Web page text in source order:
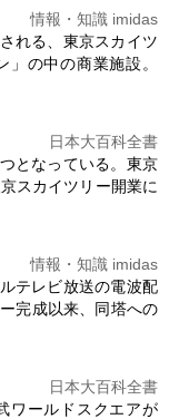
情報・知識 imidas
れる、 東京スカイツ
」の中の商業施設。
日本大百科全書
となっている。東京
スカイツリー開業に
情報・知識 imidas
テレビ放送の電波配
完成以来、同塔への
日本大百科全書
ワールドスクエアが